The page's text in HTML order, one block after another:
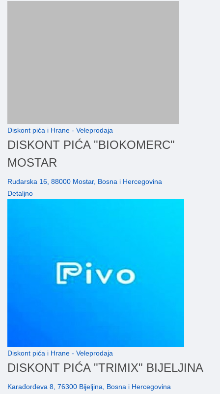
Diskont pića i Hrane - Veleprodaja
DISKONT PIĆA "BIOKOMERC"
MOSTAR
Rudarska 16, 88000 Mostar, Bosna i Hercegovina
Detaljno
Diskont pića i Hrane - Veleprodaja
DISKONT PIĆA "TRIMIX" BIJELJINA
Karađorđeva 8, 76300 Bijeljina, Bosna i Hercegovina